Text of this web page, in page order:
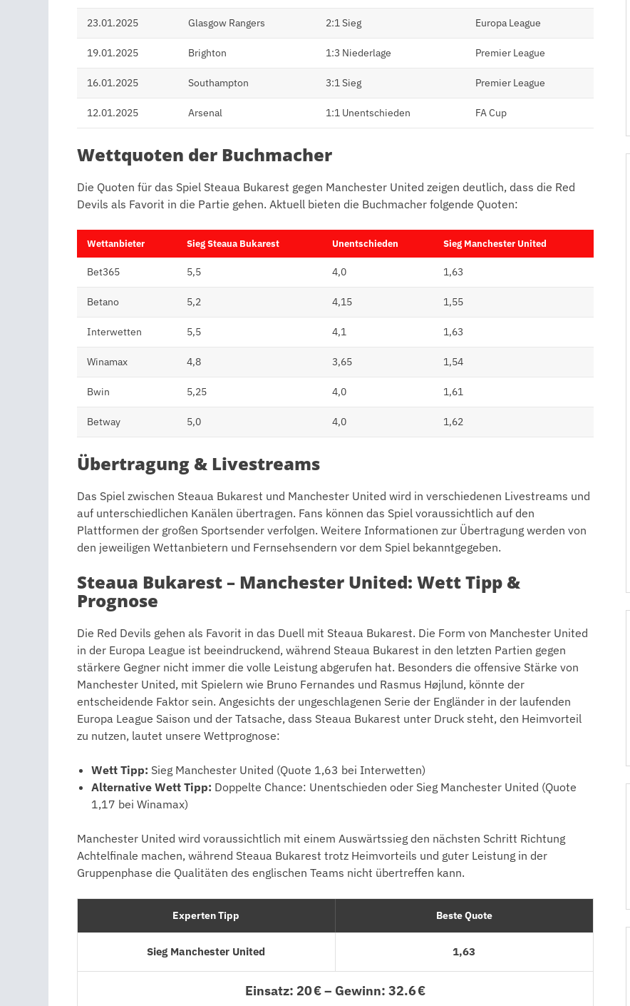
23.01.2025 Glasgow Rangers 2:1 Sieg Europa League
19.01.2025 Brighton 1:3 Niederlage Premier League
16.01.2025 Southampton 3:1 Sieg Premier League
12.01.2025 Arsenal 1:1 Unentschieden FA Cup
Wettquoten der Buchmacher
Die Quoten für das Spiel Steaua Bukarest gegen Manchester United zeigen deutlich, dass die Red
Devils als Favorit in die Partie gehen. Aktuell bieten die Buchmacher folgende Quoten:
Wettanbieter Sieg Steaua Bukarest Unentschieden Sieg Manchester United
Bet365 5,5 4,0 1,63
Betano 5,2 4,15 1,55
Interwetten 5,5 4,1 1,63
Winamax 4,8 3,65 1,54
Bwin 5,25 4,0 1,61
Betway 5,0 4,0 1,62
Übertragung & Livestreams
Das Spiel zwischen Steaua Bukarest und Manchester United wird in verschiedenen Livestreams und
auf unterschiedlichen Kanälen übertragen. Fans können das Spiel voraussichtlich auf den
Plattformen der großen Sportsender verfolgen. Weitere Informationen zur Übertragung werden von
den jeweiligen Wettanbietern und Fernsehsendern vor dem Spiel bekanntgegeben.
Steaua Bukarest – Manchester United: Wett Tipp &
Prognose
Die Red Devils gehen als Favorit in das Duell mit Steaua Bukarest. Die Form von Manchester United
in der Europa League ist beeindruckend, während Steaua Bukarest in den letzten Partien gegen
stärkere Gegner nicht immer die volle Leistung abgerufen hat. Besonders die offensive Stärke von
Manchester United, mit Spielern wie Bruno Fernandes und Rasmus Højlund, könnte der
entscheidende Faktor sein. Angesichts der ungeschlagenen Serie der Engländer in der laufenden
Europa League Saison und der Tatsache, dass Steaua Bukarest unter Druck steht, den Heimvorteil
zu nutzen, lautet unsere Wettprognose:
Wett Tipp: Sieg Manchester United (Quote 1,63 bei Interwetten)
Alternative Wett Tipp: Doppelte Chance: Unentschieden oder Sieg Manchester United (Quote
1,17 bei Winamax)
Manchester United wird voraussichtlich mit einem Auswärtssieg den nächsten Schritt Richtung
Achtelfinale machen, während Steaua Bukarest trotz Heimvorteils und guter Leistung in der
Gruppenphase die Qualitäten des englischen Teams nicht übertreffen kann.
Experten Tipp Beste Quote
Sieg Manchester United 1,63
Einsatz: 20 € – Gewinn: 32.6 €